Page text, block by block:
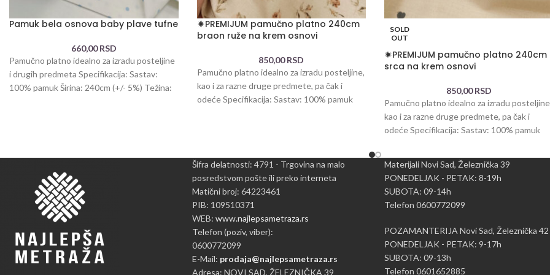
Pamuk bela osnova baby plave tufne
660,00RSD
Pamučno platno idealno za izradu posteljine
i drugih predmeta Specifikacija: Sastav:
100% pamuk Širina: 240cm (+/- 5%) Težina:
🟒PREMIJUM pamučno platno 240cm
braon ruže na krem osnovi
850,00RSD
Pamučno platno idealno za izradu posteljine,
kao i za razne druge predmete, pa čak i
odeće Specifikacija: Sastav: 100% pamuk
SOLD
OUT
🟒PREMIJUM pamučno platno 240cm
srca na krem osnovi
850,00RSD
Pamučno platno idealno za izradu
kao i za razne druge predmete, pa čak i
odeće Specifikacija: Sastav: 100% pamuk
Šifra delatnosti: 4791 - Trgovina na malo
posredstvom pošte ili preko interneta
Matični broj: 64223461
PIB: 109510371
WEB: www.najlepsametraza.rs
Telefon (poziv, viber):
0600772099
E-Mail: prodaja@najlepsametraza.rs
Adresa: NOVI SAD, ŽELEZNIČKA 39
Materijali Novi Sad, Železnička 39
PONEDELJAK - PETAK: 8-19h
SUBOTA: 09-14h
Telefon 0600772099
POZAMANTERIJA Novi Sad, Železnička 42
PONEDELJAK - PETAK: 9-17h
SUBOTA: 09-13h
Telefon 0601652885